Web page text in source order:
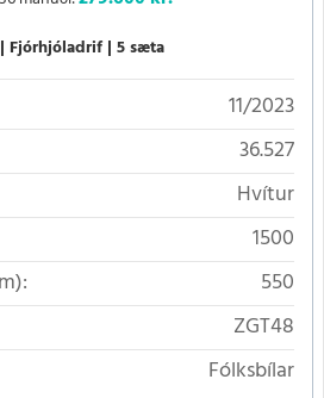
Fjórhjóladrif 5 sæta
11/2023
36.527
Hvítur
1500
550
ZGT48
Fólksbílar